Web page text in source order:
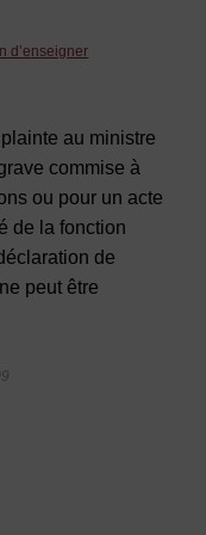
d’enseigner
au ministre
commise à
ou pour un acte
de la fonction
de
peut être